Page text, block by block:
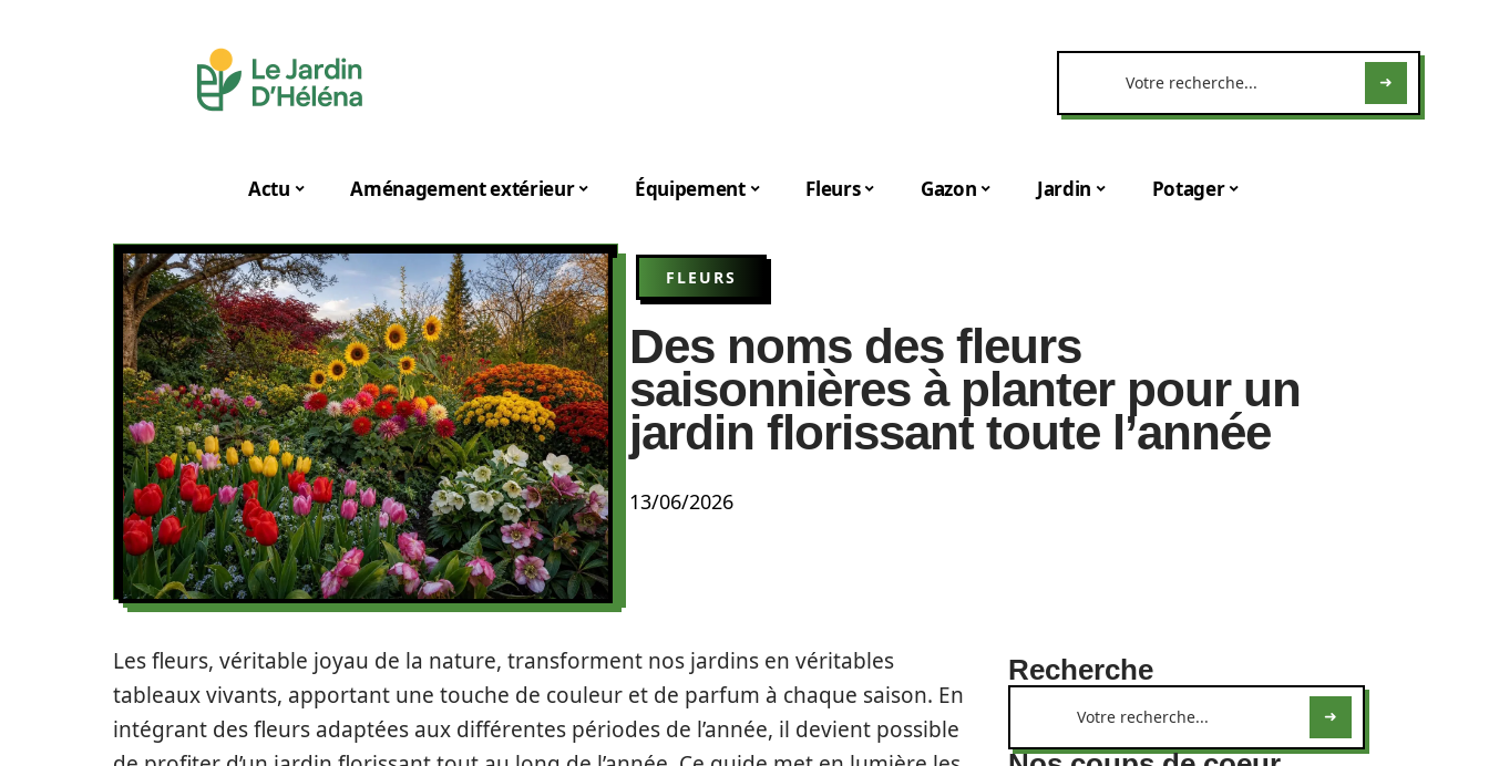
Actu Aménagement extérieur Équipement Fleurs Gazon Jardin Potager
FLEURS
Des noms des fleurs
saisonnières à planter pour un
jardin florissant toute l’année
13/06/2026
Les fleurs, véritable joyau de la nature, transforment nos jardins en véritables
tableaux vivants, apportant une touche de couleur et de parfum à chaque saison. En
intégrant des fleurs adaptées aux différentes périodes de l’année, il devient possible
Recherche